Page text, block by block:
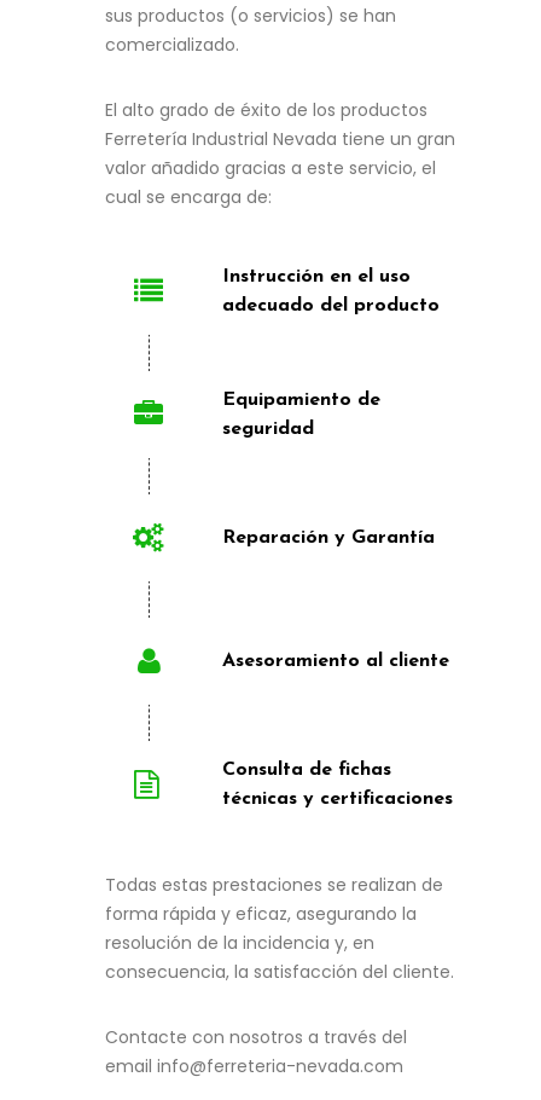
sus productos (o servicios) se han
comercializado.
El alto grado de éxito de los productos
Ferretería Industrial Nevada tiene un gran
valor añadido gracias a este servicio, el
cual se encarga de:
Instrucción en el uso
adecuado del producto
Equipamiento de
seguridad
Reparación y Garantía
Asesoramiento al cliente
Consulta de fichas
técnicas y certificaciones
Todas estas prestaciones se realizan de
forma rápida y eficaz, asegurando la
resolución de la incidencia y, en
consecuencia, la satisfacción del cliente.
Contacte con nosotros a través del
email info@ferreteria-nevada.com